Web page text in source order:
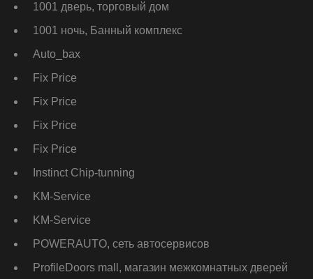
1001 дверь, торговый дом
1001 ночь, Банный комплекс
Auto_bax
Fix Price
Fix Price
Fix Price
Fix Price
Instinct Chip-tunning
KM-Service
KM-Service
POWERAUTO, сеть автосервисов
ProfileDoors mall, магазин межкомнатных дверей